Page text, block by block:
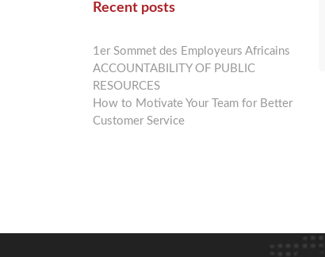
Recent posts
1er Sommet des Employeurs Africains
ACCOUNTABILITY OF PUBLIC
RESOURCES
How to Motivate Your Team for Better
Customer Service